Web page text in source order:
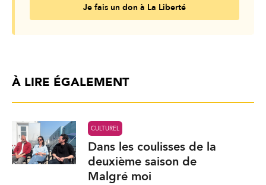
Je fais un don à La Liberté
À LIRE ÉGALEMENT
CULTUREL
Dans les coulisses de la
deuxième saison de
Malgré moi